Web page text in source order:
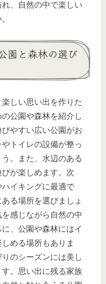
、自然の中で楽しい
園と森林の選び
しい思い出を作りた
公園や森林を紹介し
やすい広い公園がお
トイレの設備が整っ
。また、水辺のある
が楽しめます。次
イキングに最適で
る場所を選びましょ
感じながら自然の中
、公園や森林にはイ
める場所もありま
のシーズンには美し
。思い出に残る家族